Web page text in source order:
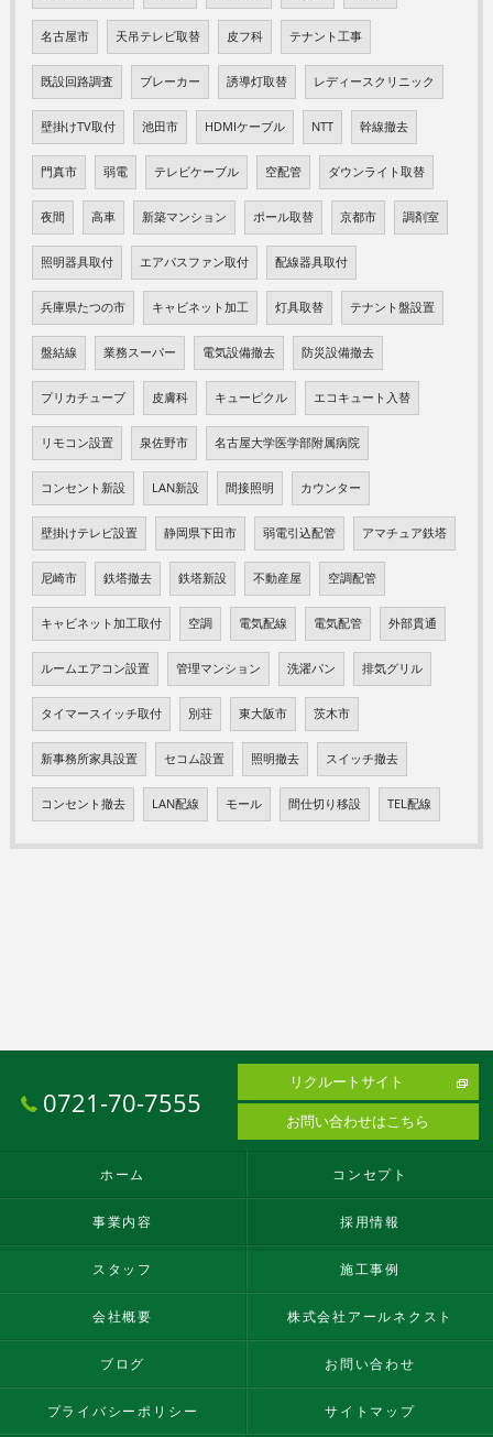
名古屋市 天吊テレビ取替 皮フ科 テナント工事
既設回路調査 ブレーカー 誘導灯取替 レディースクリニック
壁掛けTV取付 池田市 HDMIケーブル NTT 幹線撤去
門真市 弱電 テレビケーブル 空配管 ダウンライト取替
夜間 高車 新築マンション ポール取替 京都市 調剤室
照明器具取付 エアパスファン取付 配線器具取付
兵庫県たつの市 キャビネット加工 灯具取替 テナント盤設置
盤結線 業務スーパー 電気設備撤去 防災設備撤去
プリカチューブ 皮膚科 キューピクル エコキュート入替
リモコン設置 泉佐野市 名古屋大学医学部附属病院
コンセント新設 LAN新設 間接照明 カウンター
壁掛けテレビ設置 静岡県下田市 弱電引込配管 アマチュア鉄塔
尼崎市 鉄塔撤去 鉄塔新設 不動産屋 空調配管
キャビネット加工取付 空調 電気配線 電気配管 外部貫通
ルームエアコン設置 管理マンション 洗濯パン 排気グリル
タイマースイッチ取付 別荘 東大阪市 茨木市
新事務所家具設置 セコム設置 照明撤去 スイッチ撤去
コンセント撤去 LAN配線 モール 間仕切り移設 TEL配線
0721-70-7555
リクルートサイト
お問い合わせはこちら
ホーム コンセプト
事業内容 採用情報
スタッフ 施工事例
会社概要 株式会社アールネクスト
ブログ お問い合わせ
プライバシーポリシー サイトマップ